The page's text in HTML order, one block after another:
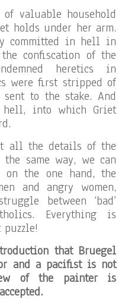
valuable household
holds under her arm.
committed in hell in
confiscation of the
heretics in
were first stripped of
to the stake. And
into which Griet
all the details of the
same way, we can
on the one hand, the
and angry women,
between ‘bad’
Everything is
that Bruegel
and a pacifist is not
of the painter is